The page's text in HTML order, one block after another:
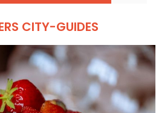
CITY-GUIDES